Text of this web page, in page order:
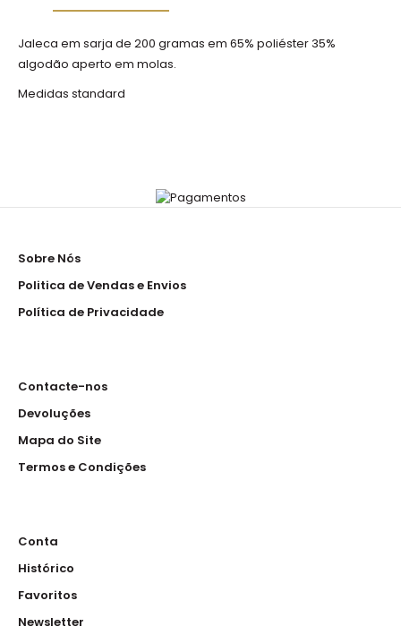
Jaleca em sarja de 200 gramas em 65% poliéster 35%
algodão aperto em molas.
Medidas standard
Sobre Nós
Politica de Vendas e Envios
Política de Privacidade
Contacte-nos
Devoluções
Mapa do Site
Termos e Condições
Conta
Histórico
Favoritos
Newsletter